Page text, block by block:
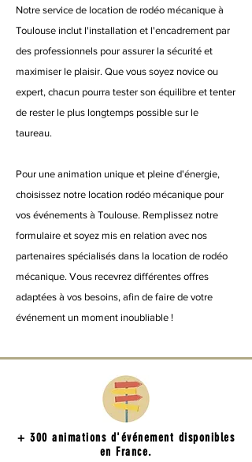
Notre service de location de rodéo mécanique à
Toulouse inclut l'installation et l'encadrement par
des professionnels pour assurer la sécurité et
maximiser le plaisir. Que vous soyez novice ou
expert, chacun pourra tester son équilibre et tenter
de rester le plus longtemps possible sur le
taureau.
Pour une animation unique et pleine d'énergie,
choisissez notre location rodéo mécanique pour
vos événements à Toulouse. Remplissez notre
formulaire et soyez mis en relation avec nos
partenaires spécialisés dans la location de rodéo
mécanique. Vous recevrez différentes offres
adaptées à vos besoins, afin de faire de votre
événement un moment inoubliable !
+ 300 animations d'événement disponibles
en France.